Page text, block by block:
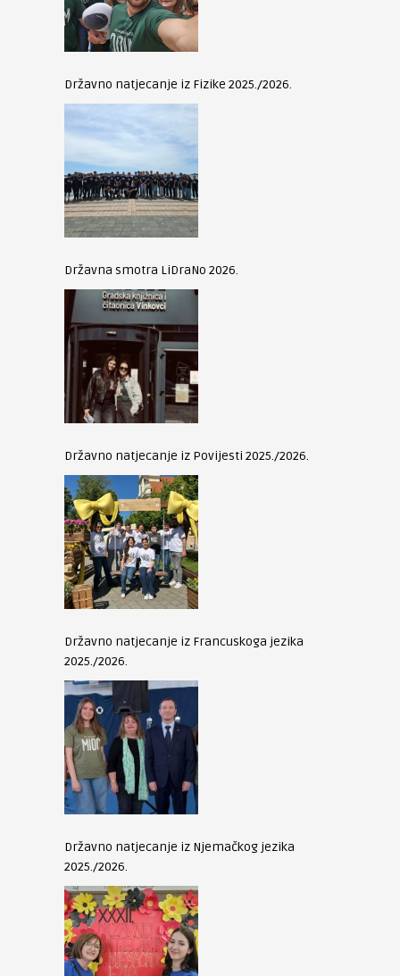
Državno natjecanje iz Fizike 2025./2026.
Državna smotra LiDraNo 2026.
Državno natjecanje iz Povijesti 2025./2026.
Državno natjecanje iz Francuskoga jezika
2025./2026.
Državno natjecanje iz Njemačkog jezika
2025./2026.